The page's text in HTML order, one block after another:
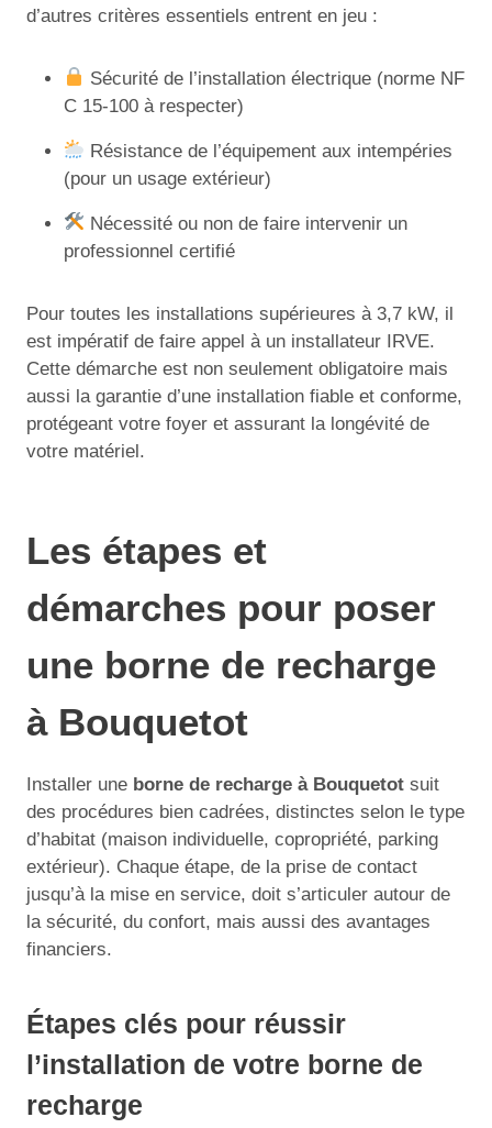
d’autres critères essentiels entrent en jeu :
Sécurité de l’installation électrique (norme NF
C 15-100 à respecter)
Résistance de l’équipement aux intempéries
(pour un usage extérieur)
Nécessité ou non de faire intervenir un
professionnel certifié
Pour toutes les installations supérieures à 3,7 kW, il
est impératif de faire appel à un installateur IRVE.
Cette démarche est non seulement obligatoire mais
aussi la garantie d’une installation fiable et conforme,
protégeant votre foyer et assurant la longévité de
votre matériel.
Les étapes et
démarches pour poser
une borne de recharge
à Bouquetot
Installer une borne de recharge à Bouquetot suit
des procédures bien cadrées, distinctes selon le type
d’habitat (maison individuelle, copropriété, parking
extérieur). Chaque étape, de la prise de contact
jusqu’à la mise en service, doit s’articuler autour de
la sécurité, du confort, mais aussi des avantages
financiers.
Étapes clés pour réussir
l’installation de votre borne de
recharge